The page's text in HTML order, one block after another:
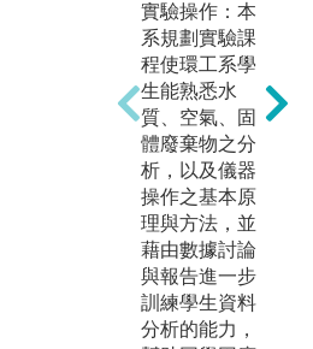
實驗操作：本
系規劃實驗課
程使環工系學
生能熟悉水
質、空氣、固
體廢棄物之分
析，以及儀器
操作之基本原
理與方法，並
藉由數據討論
與報告進一步
訓練學生資料
分析的能力，